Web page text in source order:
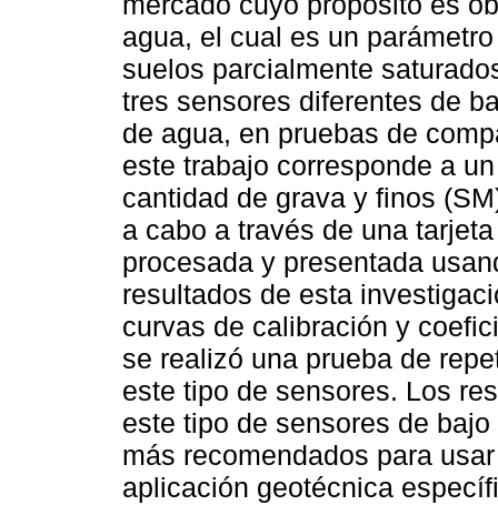
agua, el cual es un
suelos parcialmente
tres sensores diferentes de
de agua, en pruebas de
este trabajo corresponde a
cantidad de grava y finos
a cabo a través de una
procesada y presentada
resultados de esta
curvas de calibración y
se realizó una prueba de
este tipo de sensores. Los
este tipo de sensores de
más recomendados para
aplicación geotécnica